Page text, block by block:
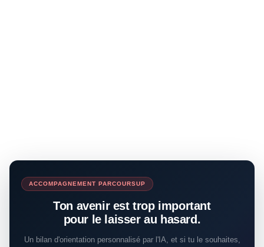
ACCOMPAGNEMENT PARCOURSUP
Ton avenir est trop important
pour le laisser au hasard.
Un bilan d'orientation personnalisé par l'IA, et si tu le souhaites,